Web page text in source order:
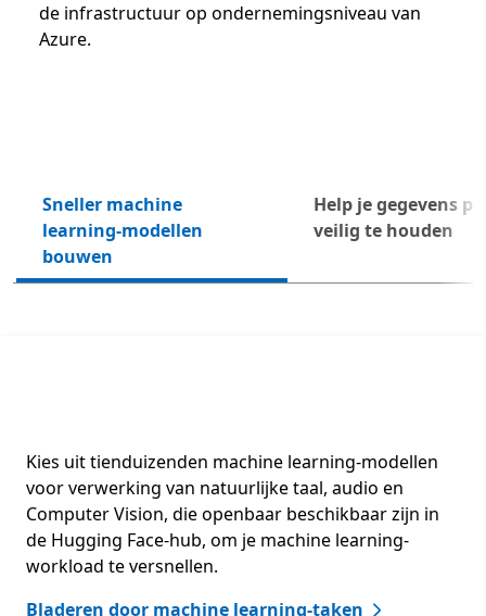
de infrastructuur op ondernemingsniveau van
Azure.
Sneller machine
learning-modellen
bouwen
Help je gegevens
veilig te houden
Azure Kubernetes Service (AKS)
Kies uit tienduizenden machine learning-modellen
voor verwerking van natuurlijke taal, audio en
Computer Vision, die openbaar beschikbaar zijn in
de Hugging Face-hub, om je machine learning-
workload te versnellen.
Bladeren door machine learning-taken